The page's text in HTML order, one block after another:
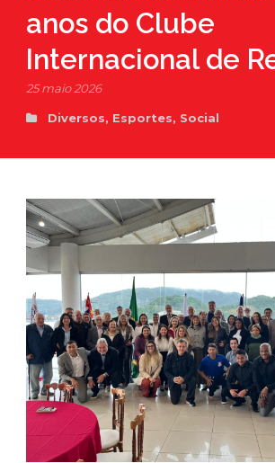
anos do Clube
Internacional de
25 maio 2026
Diversos, Esportes, Social